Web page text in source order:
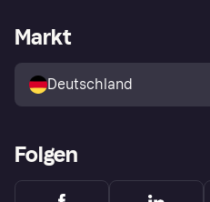
Klarna App
Shops entdecken
Käuferschutzrichtlinie
Händlerportal
Markt
Deutschland
Folgen